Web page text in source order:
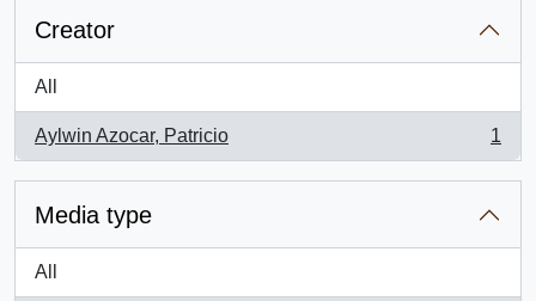
Creator
All
Aylwin Azocar, Patricio
, 1 results
1
Media type
All